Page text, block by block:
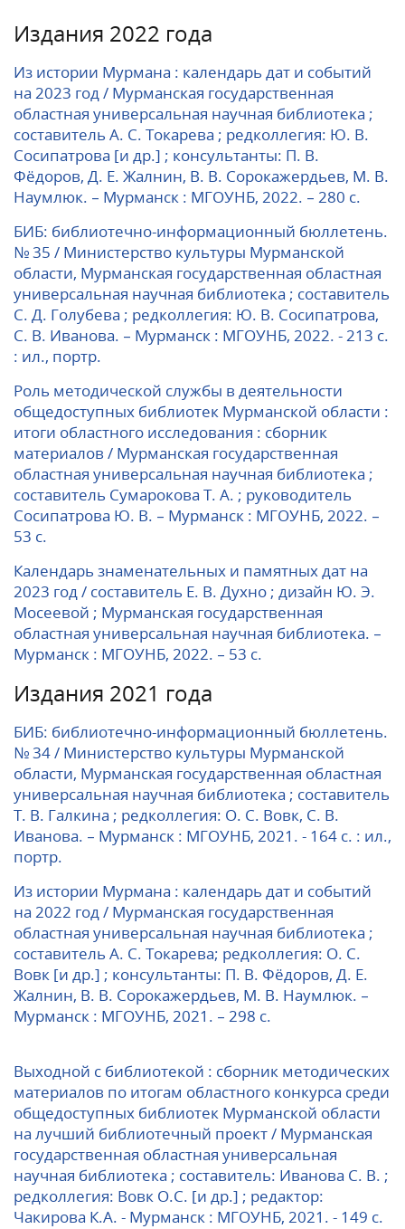
Издания 2022 года
Из истории Мурмана : календарь дат и событий
на 2023 год / Мурманская государственная
областная универсальная научная библиотека ;
составитель А. С. Токарева ; редколлегия: Ю. В.
Сосипатрова [и др.] ; консультанты: П. В.
Фёдоров, Д. Е. Жалнин, В. В. Сорокажердьев, М. В.
Наумлюк. – Мурманск : МГОУНБ, 2022. – 280 с.
БИБ: библиотечно-информационный бюллетень.
№ 35 / Министерство культуры Мурманской
области, Мурманская государственная областная
универсальная научная библиотека ; составитель
С. Д. Голубева ; редколлегия: Ю. В. Сосипатрова,
С. В. Иванова. – Мурманск : МГОУНБ, 2022. - 213 с.
: ил., портр.
Роль методической службы в деятельности
общедоступных библиотек Мурманской области :
итоги областного исследования : сборник
материалов / Мурманская государственная
областная универсальная научная библиотека ;
составитель Сумарокова Т. А. ; руководитель
Сосипатрова Ю. В. – Мурманск : МГОУНБ, 2022. –
53 с.
Календарь знаменательных и памятных дат на
2023 год / составитель Е. В. Духно ; дизайн Ю. Э.
Мосеевой ; Мурманская государственная
областная универсальная научная библиотека. –
Мурманск : МГОУНБ, 2022. – 53 с.
Издания 2021 года
БИБ: библиотечно-информационный бюллетень.
№ 34 / Министерство культуры Мурманской
области, Мурманская государственная областная
универсальная научная библиотека ; составитель
Т. В. Галкина ; редколлегия: О. С. Вовк, С. В.
Иванова. – Мурманск : МГОУНБ, 2021. - 164 с. : ил.,
портр.
Из истории Мурмана : календарь дат и событий
на 2022 год / Мурманская государственная
областная универсальная научная библиотека ;
составитель А. С. Токарева; редколлегия: О. С.
Вовк [и др.] ; консультанты: П. В. Фёдоров, Д. Е.
Жалнин, В. В. Сорокажердьев, М. В. Наумлюк. –
Мурманск : МГОУНБ, 2021. – 298 с.
Выходной с библиотекой : сборник методических
материалов по ито­гам областного конкурса среди
общедоступных библиотек Мур­манской области
на лучший библиотечный проект / Мурманская
государственная областная универсальная
научная библиотека ; соста­витель: Иванова С. В. ;
редколлегия: Вовк О.С. [и др.] ; редактор:
Чакирова К.А. - Мурманск : МГОУНБ, 2021. - 149 с.